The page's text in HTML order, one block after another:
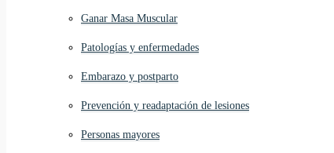
Ganar Masa Muscular
Patologías y enfermedades
Embarazo y postparto
Prevención y readaptación de lesiones
Personas mayores